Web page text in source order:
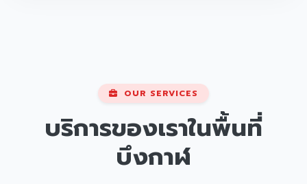
OUR SERVICES
บริการของเราในพื้นที่
บึงกาฬ